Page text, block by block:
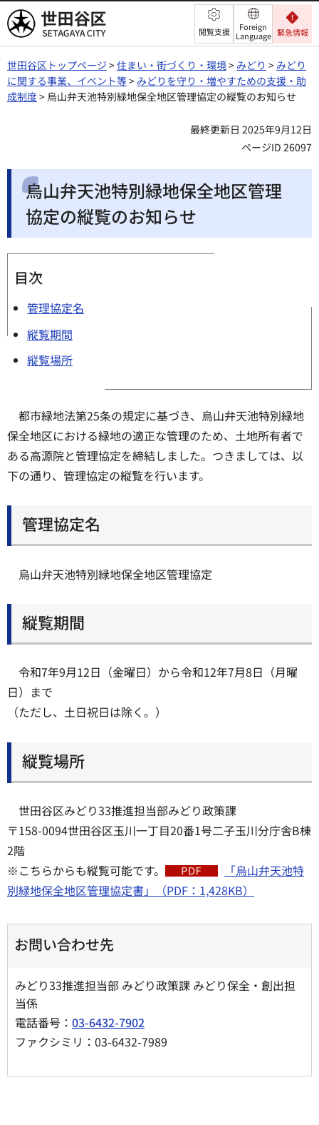
世田谷区 閲覧支援
Foreign
Language 緊急情報
世田谷区トップページ >住まい・街づくり・環境> みどり > みどり
に関する事業、イベント等> みどりを守り・増やすための支援・助
成制度> 烏山弁天池特別緑地保全地区管理協定の縦覧のお知らせ
最終更新日 2025年9月12日
ページID 26097
烏山弁天池特別緑地保全地区管理
協定の縦覧のお知らせ
目次
管理協定名
縦覧期間
縦覧場所
都市緑地法第25条の規定に基づき、烏山弁天池特別緑地
保全地区における緑地の適正な管理のため、土地所有者で
ある高源院と管理協定を締結しました。つきましては、以
下の通り、管理協定の縦覧を行います。
管理協定名
烏山弁天池特別緑地保全地区管理協定
縦覧期間
令和7年9月12日（金曜日）から令和12年7月8日（月曜
日）まで
（ただし、土日祝日は除く。）
縦覧場所
世田谷区みどり33推進担当部みどり政策課
〒158-0094世田谷区玉川一丁目20番1号二子玉川分庁舎B棟
2階
※こちらからも縦覧可能です。
「烏山弁天池特
別緑地保全地区管理協定書」（PDF：1,428KB）
お問い合わせ先
みどり33推進担当部 みどり政策課 みどり保全・創出担
当係
電話番号： 03-6432-7902
ファクシミリ：03-6432-7989